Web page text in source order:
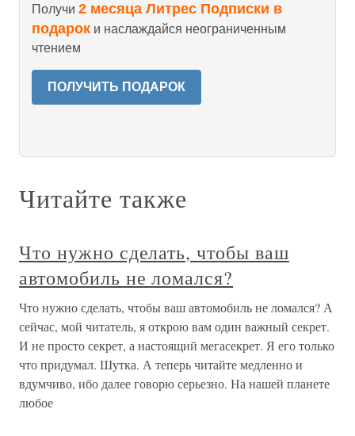
Получи 2 месяца Литрес Подписки в
подарок и наслаждайся неограниченным
чтением
ПОЛУЧИТЬ ПОДАРОК
Читайте также
Что нужно сделать, чтобы ваш
автомобиль не ломался?
Что нужно сделать, чтобы ваш автомобиль не ломался? А
сейчас, мой читатель, я открою вам один важный секрет.
И не просто секрет, а настоящий мегасекрет. Я его только
что придумал. Шутка. А теперь читайте медленно и
вдумчиво, ибо далее говорю серьезно. На нашей планете
любое